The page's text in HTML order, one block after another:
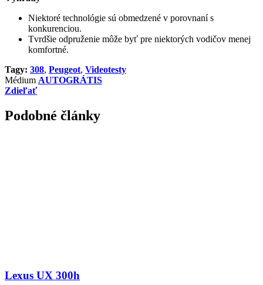
Niektoré technológie sú obmedzené v porovnaní s
konkurenciou.
Tvrdšie odpruženie môže byť pre niektorých vodičov menej
komfortné.
Tagy: 308, Peugeot, Videotesty
Médium AUTOGRÁTIS
Zdieľať
Podobné články
Lexus UX 300h